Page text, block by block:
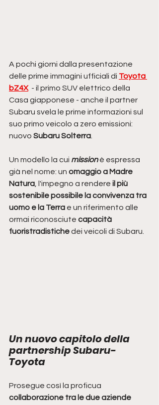
A pochi giorni dalla presentazione
delle prime immagini ufficiali di Toyota
bZ4X
  - il primo SUV elettrico della
Casa giapponese - anche il partner
Subaru svela le prime informazioni sul
suo primo veicolo a zero emissioni:
nuovo Subaru Solterra.
Un modello la cui mission è espressa
già nel nome: un omaggio a Madre
Natura, l'impegno a rendere il più
sostenibile possibile la convivenza tra
uomo e la Terra e un riferimento alle
ormai riconosciute capacità
fuoristradistiche dei veicoli di Subaru.
Un nuovo capitolo della
partnership Subaru-
Toyota
Prosegue così la proficua
collaborazione tra le due aziende